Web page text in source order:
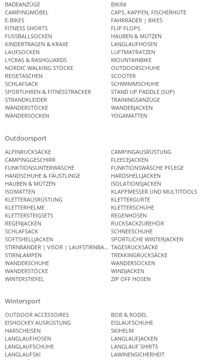
BADEANZÜGE
BIKINI
CAMPINGMÖBEL
CAPS, KAPPEN, FISCHERHÜTE
E-BIKES
FAHRRÄDER | BIKES
FITNESS SHORTS
FLIP FLOPS
FUSSBALLSOCKEN
HAUBEN & MÜTZEN
KINDERTRAGEN & KRAXE
LANGLAUFHOSEN
LAUFSOCKEN
LUFTMATRATZEN
LYCRAS & RASHGUARDS
MOUNTAINBIKE
NORDIC WALKING STÖCKE
OUTDOORSCHUHE
REISETASCHEN
SCOOTER
SCHLAFSACK
SCHWIMMSCHUHE
SPORTUHREN & FITNESSTRACKER
STAND UP PADDLE (SUP)
STRANDKLEIDER
TRAININGSANZÜGE
WANDERSTÖCKE
WANDERJACKEN
WANDERSOCKEN
YOGAMATTEN
Outdoorsport
ALPINRUCKSÄCKE
CAMPINGAUSRÜSTUNG
CAMPINGGESCHIRR
FLEECEJACKEN
FUNKTIONSUNTERWÄSCHE
FUNKTIONSWÄSCHE PFLEGE
HANDSCHUHE & FÄUSTLINGE
HARDSHELLJACKEN
HAUBEN & MÜTZEN
ISOLATIONSJACKEN
ISOMATTEN
KLAPPMESSER UND MULTITOOLS
KLETTERAUSRÜSTUNG
KLETTERGURTE
KLETTERHELME
KLETTERSCHUHE
KLETTERSTEIGSETS
REGENHOSEN
REGENJACKEN
RUCKSACKZUBEHÖR
SCHLAFSACK
SCHNEESCHUHE
SOFTSHELLJACKEN
SPORTLICHE WINTERJACKEN
STIRNBÄNDER | VISOR | LAUFSTIRNBANDTAGESRUCKSÄCKE
STIRNLAMPEN
TREKKINGRUCKSÄCKE
WANDERSCHUHE
WANDERSOCKEN
WANDERSTÖCKE
WINDJACKEN
WINTERSTIEFEL
ZIP OFF HOSEN
Wintersport
OUTDOOR ACCESSOIRES
BOB & RODEL
EISHOCKEY AUSRÜSTUNG
EISLAUFSCHUHE
HARSCHEISEN
SKIHELM
LANGLAUFHOSEN
LANGLAUFJACKEN
LANGLAUFSCHUHE
LANGLAUF SHIRTS
LANGLAUFSKI
LAWINENSICHERHEIT